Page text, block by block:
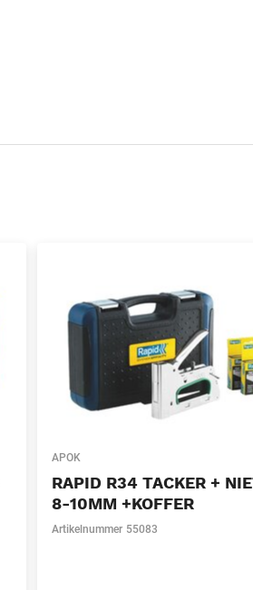
APOK
RAPID R34 TACKER +
8-10MM +KOFFER
Artikelnummer 55083